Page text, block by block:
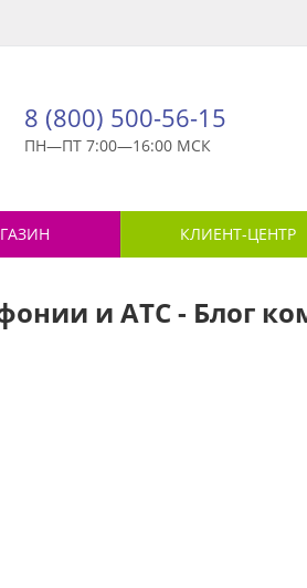
8 (800) 500-56-15
ПН—ПТ 7:00—16:00 МСК
КЛИЕНТ-ЦЕНТР
и АТС - Блог